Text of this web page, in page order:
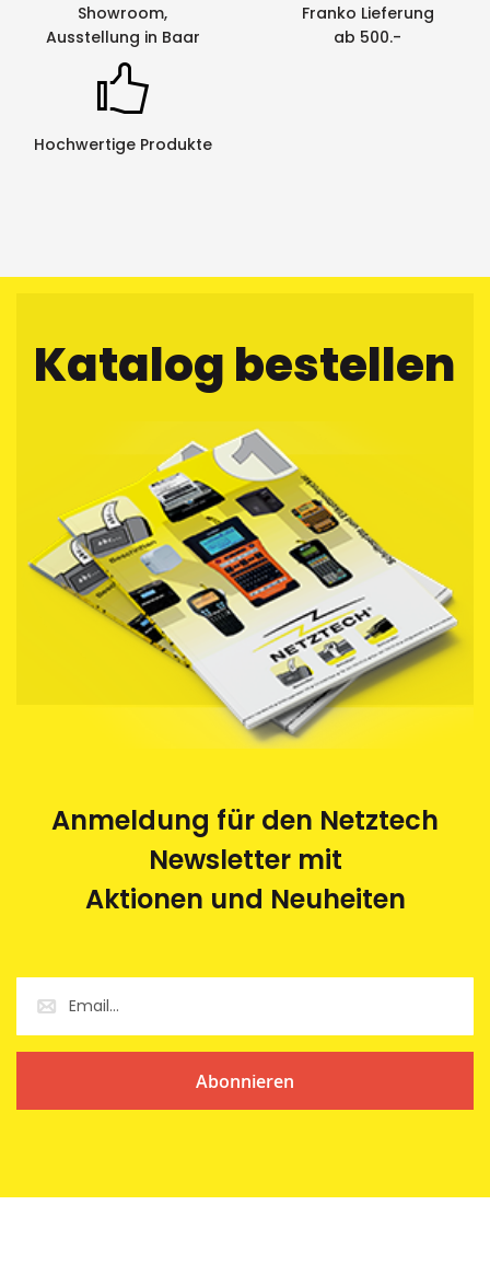
Showroom,
Ausstellung in Baar
Franko Lieferung
ab 500.-
Hochwertige Produkte
Katalog bestellen
Anmeldung für den Netztech
Newsletter mit
Aktionen und Neuheiten
Abonnieren